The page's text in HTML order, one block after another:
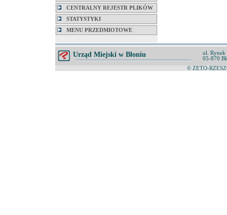
CENTRALNY REJESTR PLIKÓW
STATYSTYKI
MENU PRZEDMIOTOWE
Urząd Miejski w Błoniu
ul. Rynek
05-870
© ZETO-